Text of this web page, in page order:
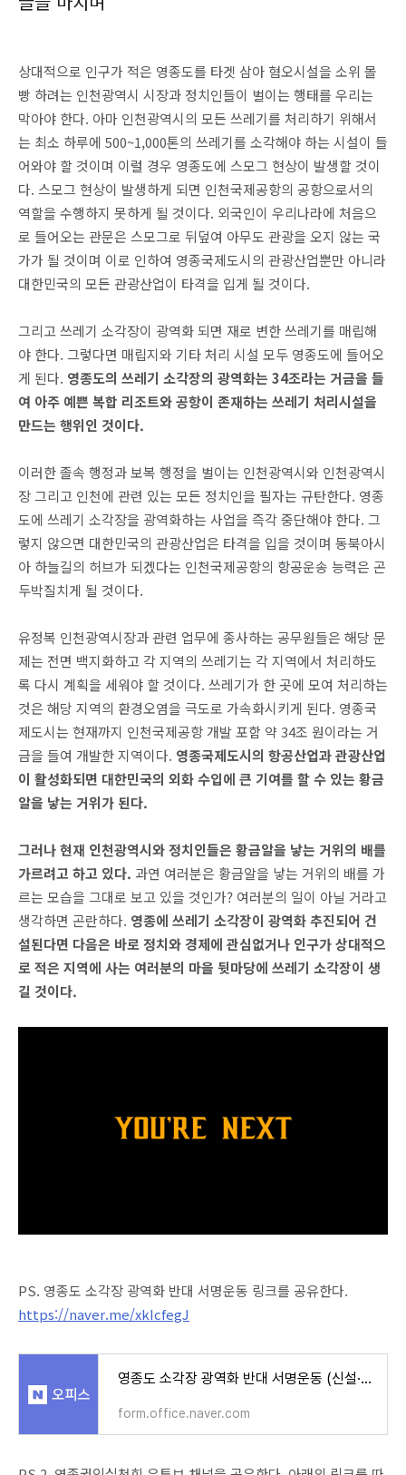
상대적으로 인구가 적은 영종도를 타겟 삼아 혐오시설을 소위 몰
빵 하려는 인천광역시 시장과 정치인들이 벌이는 행태를 우리는
막아야 한다. 아마 인천광역시의 모든 쓰레기를 처리하기 위해서
는 최소 하루에 500~1,000톤의 쓰레기를 소각해야 하는 시설이 들
어와야 할 것이며 이럴 경우 영종도에 스모그 현상이 발생할 것이
다. 스모그 현상이 발생하게 되면 인천국제공항의 공항으로서의
역할을 수행하지 못하게 될 것이다. 외국인이 우리나라에 처음으
로 들어오는 관문은 스모그로 뒤덮여 아무도 관광을 오지 않는 국
가가 될 것이며 이로 인하여 영종국제도시의 관광산업뿐만 아니라
대한민국의 모든 관광산업이 타격을 입게 될 것이다.
그리고 쓰레기 소각장이 광역화 되면 재로 변한 쓰레기를 매립해
야 한다. 그렇다면 매립지와 기타 처리 시설 모두 영종도에 들어오
게 된다. 영종도의 쓰레기 소각장의 광역화는 34조라는 거금을 들
여 아주 예쁜 복합 리조트와 공항이 존재하는 쓰레기 처리시설을
만드는 행위인 것이다.
이러한 졸속 행정과 보복 행정을 벌이는 인천광역시와 인천광역시
장 그리고 인천에 관련 있는 모든 정치인을 필자는 규탄한다. 영종
도에 쓰레기 소각장을 광역화하는 사업을 즉각 중단해야 한다. 그
렇지 않으면 대한민국의 관광산업은 타격을 입을 것이며 동북아시
아 하늘길의 허브가 되겠다는 인천국제공항의 항공운송 능력은 곤
두박질치게 될 것이다.
유정복 인천광역시장과 관련 업무에 종사하는 공무원들은 해당 문
제는 전면 백지화하고 각 지역의 쓰레기는 각 지역에서 처리하도
록 다시 계획을 세워야 할 것이다. 쓰레기가 한 곳에 모여 처리하는
것은 해당 지역의 환경오염을 극도로 가속화시키게 된다. 영종국
제도시는 현재까지 인천국제공항 개발 포함 약 34조 원이라는 거
금을 들여 개발한 지역이다. 영종국제도시의 항공산업과 관광산업
이 활성화되면 대한민국의 외화 수입에 큰 기여를 할 수 있는 황금
알을 낳는 거위가 된다.
그러나 현재 인천광역시와 정치인들은 황금알을 낳는 거위의 배를
가르려고 하고 있다. 과연 여러분은 황금알을 낳는 거위의 배를 가
르는 모습을 그대로 보고 있을 것인가? 여러분의 일이 아닐 거라고
생각하면 곤란하다. 영종에 쓰레기 소각장이 광역화 추진되어 건
설된다면 다음은 바로 정치와 경제에 관심없거나 인구가 상대적으
로 적은 지역에 사는 여러분의 마을 뒷마당에 쓰레기 소각장이 생
길 것이다.
PS. 영종도 소각장 광역화 반대 서명운동 링크를 공유한다.
https://naver.me/xkIcfegJ
영종도 소각장 광역화 반대 서명운동 (신설·이전·증설 결사반대)
form.office.naver.com